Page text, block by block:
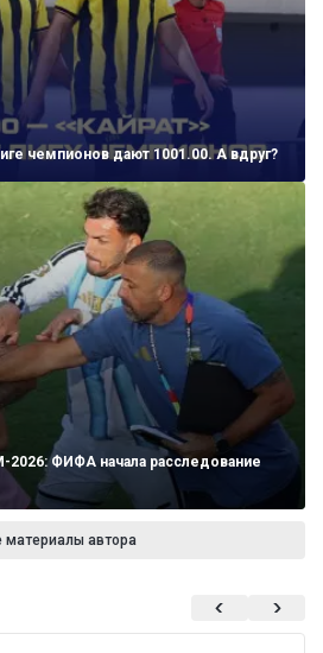
чемпионов дают 1001.00. А вдруг?
2026: ФИФА начала расследование
материалы автора